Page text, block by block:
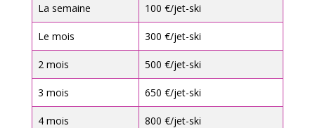
La semaine 100 €/jet-ski
Le mois 300 €/jet-ski
2 mois 500 €/jet-ski
3 mois 650 €/jet-ski
4 mois 800 €/jet-ski